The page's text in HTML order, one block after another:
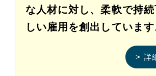
な人材に対し、柔軟で持
しい雇用を創出しています
> 詳